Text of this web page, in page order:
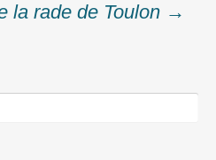
la rade de Toulon →